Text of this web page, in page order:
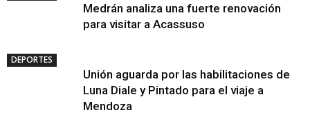
Medrán analiza una fuerte renovación
para visitar a Acassuso
DEPORTES
Unión aguarda por las habilitaciones de
Luna Diale y Pintado para el viaje a
Mendoza